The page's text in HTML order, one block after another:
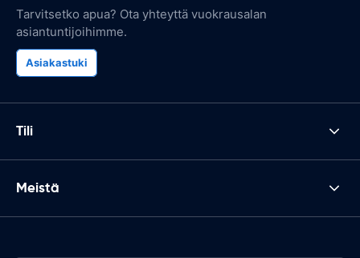
Tarvitsetko apua? Ota yhteyttä vuokrausalan
asiantuntijoihimme.
Asiakastuki
Tili
Meistä